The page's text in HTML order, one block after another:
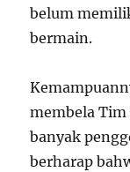
belum
bermain.
membela
banyak
berharap